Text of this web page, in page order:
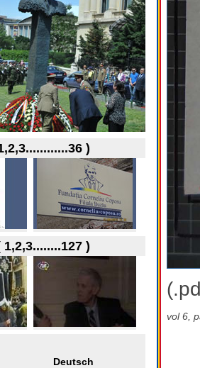
vol 6,
)
)
Deutsch